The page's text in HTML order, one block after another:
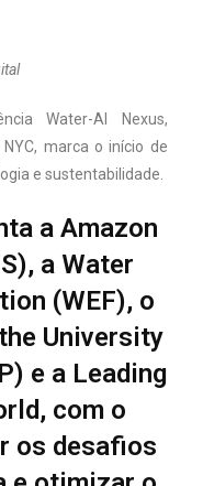
Water-AI Nexus,
marca o início de
e sustentabilidade.
a Amazon
a Water
(WEF), o
University
e a Leading
com o
os desafios